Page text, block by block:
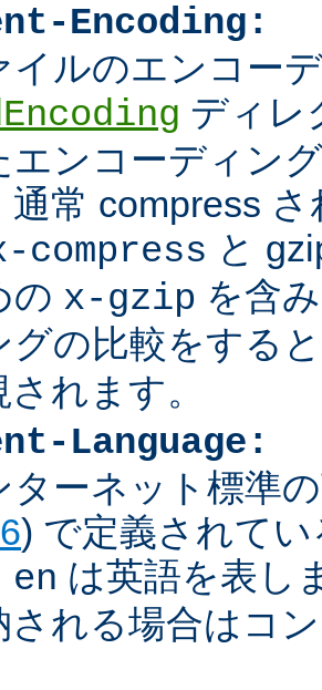
Encoding:
イルのエンコー
ディレ
エンコーディン
通常 compress
compress と
の x-gzip を含
グの比較をする
れます。
Language:
ターネット標準
) で定義されて
en は英語を表し
される場合はコ